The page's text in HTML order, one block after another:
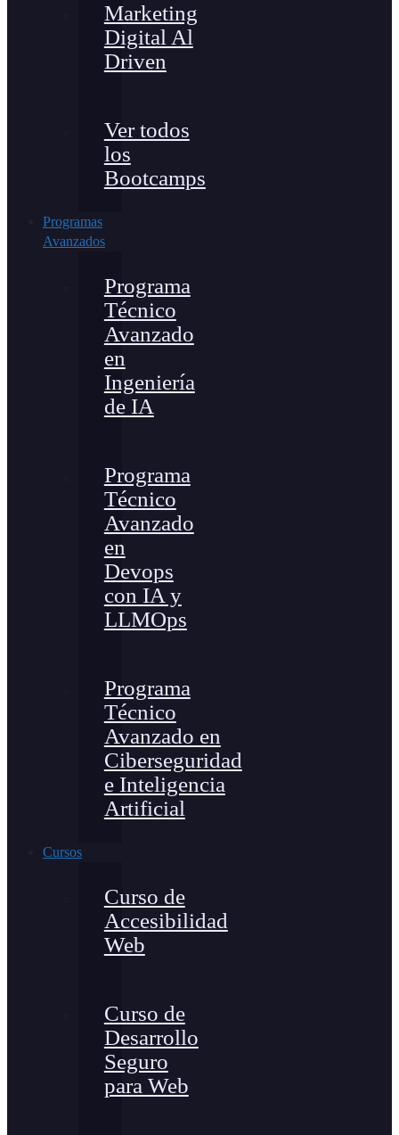
Marketing
Digital Al
Driven
Ver todos
los
Bootcamps
Programas
Avanzados
Programa
Técnico
Avanzado
en
Ingeniería
de IA
Programa
Técnico
Avanzado
en
Devops
con IA y
LLMOps
Programa
Técnico
Avanzado en
Ciberseguridad
e Inteligencia
Artificial
Cursos
Curso de
Accesibilidad
Web
Curso de
Desarrollo
Seguro
para Web